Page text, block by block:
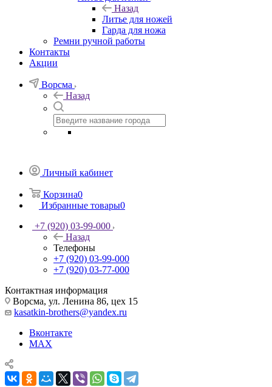
Назад
Литье для ножей
Гарда для ножа
Ремни ручной работы
Контакты
Акции
Ворсма
Назад
Личный кабинет
Корзина0
Избранные товары0
+7 (920) 03-99-000
Назад
Телефоны
+7 (920) 03-99-000
+7 (920) 03-77-000
Контактная информация
Ворсма, ул. Ленина 86, цех 15
kasatkin-brothers@yandex.ru
Вконтакте
MAX